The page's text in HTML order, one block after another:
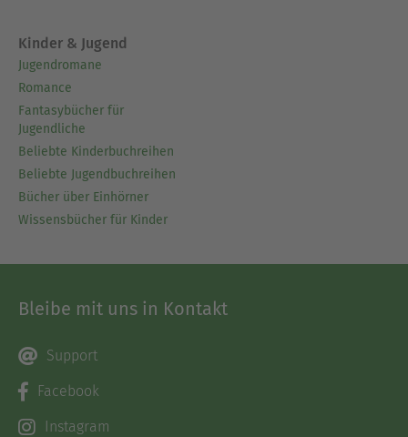
Kinder & Jugend
Jugendromane
Romance
Fantasybücher für
Jugendliche
Beliebte Kinderbuchreihen
Beliebte Jugendbuchreihen
Bücher über Einhörner
Wissensbücher für Kinder
Bleibe mit uns in Kontakt
Support
Facebook
Instagram